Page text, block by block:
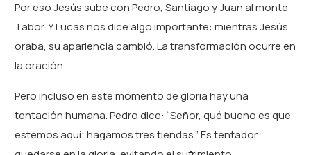
Por eso Jesús sube con Pedro, Santiago y Juan al monte
Tabor. Y Lucas nos dice algo importante: mientras Jesús
oraba, su apariencia cambió. La transformación ocurre en
la oración.
Pero incluso en este momento de gloria hay una
tentación humana. Pedro dice: “Señor, qué bueno es que
estemos aquí; hagamos tres tiendas.” Es tentador